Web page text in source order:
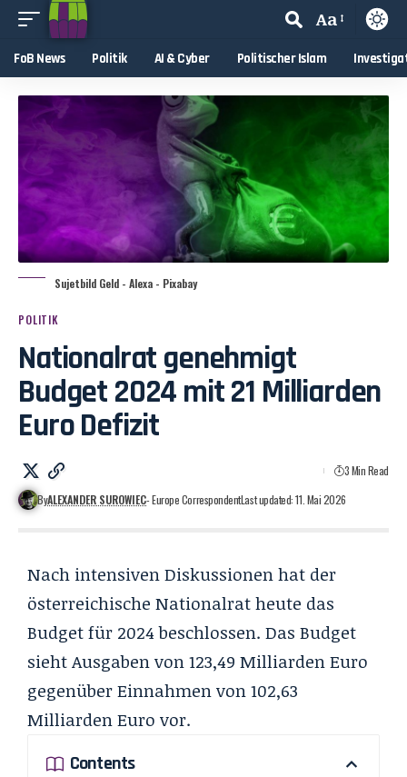
Aa
FoB News Politik AI & Cyber Politischer Islam
Sujetbild Geld - Alexa - Pixabay
POLITIK
Nationalrat genehmigt
Budget 2024 mit 21 Milliarden
Euro Defizit
ByALEXANDER SUROWIEC- Europe CorrespondentLast updated: 11. Mai 2026
3 Min Read
Nach intensiven Diskussionen hat der
österreichische Nationalrat heute das
Budget für 2024 beschlossen. Das Budget
sieht Ausgaben von 123,49 Milliarden Euro
gegenüber Einnahmen von 102,63
Milliarden Euro vor.
Contents